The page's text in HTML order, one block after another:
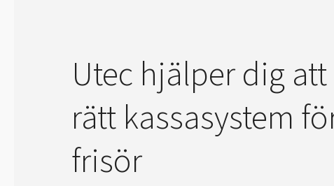
Utec hjälper dig
rätt kassasystem
frisör